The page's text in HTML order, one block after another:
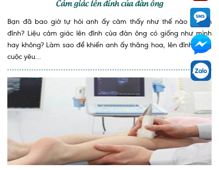
Bạn đã bao giờ tự hỏi anh ấy cảm thấy như thế nào khi lên
đỉnh? Liệu cảm giác lên đỉnh của đàn ông có giống như mình
hay không? Làm sao để khiến anh ấy thăng hoa, lên đỉnh trong
cuộc yêu...